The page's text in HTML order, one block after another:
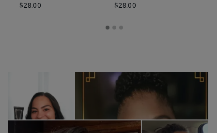
$28.00
$28.00